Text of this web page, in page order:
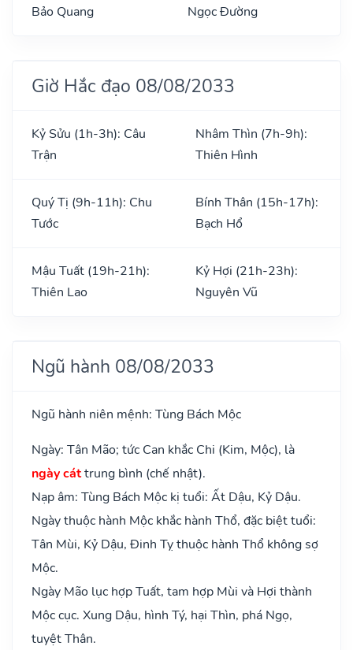
Bảo Quang
Ngọc Đường
Giờ Hắc đạo 08/08/2033
Kỷ Sửu (1h-3h): Câu
Trận
Nhâm Thìn (7h-9h):
Thiên Hình
Quý Tị (9h-11h): Chu
Tước
Bính Thân (15h-17h):
Bạch Hổ
Mậu Tuất (19h-21h):
Thiên Lao
Kỷ Hợi (21h-23h):
Nguyên Vũ
Ngũ hành 08/08/2033
Ngũ hành niên mệnh: Tùng Bách Mộc
Ngày: Tân Mão; tức Can khắc Chi (Kim, Mộc), là
ngày cáttrung bình (chế nhật).
Nạp âm: Tùng Bách Mộc kị tuổi: Ất Dậu, Kỷ Dậu.
Ngày thuộc hành Mộc khắc hành Thổ, đặc biệt tuổi:
Tân Mùi, Kỷ Dậu, Đinh Tỵ thuộc hành Thổ không sợ
Mộc.
Ngày Mão lục hợp Tuất, tam hợp Mùi và Hợi thành
Mộc cục. Xung Dậu, hình Tý, hại Thìn, phá Ngọ,
tuyệt Thân.